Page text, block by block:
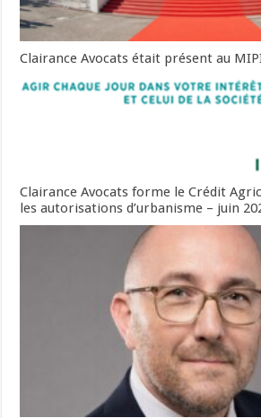
Clairance Avocats était présent au
Clairance Avocats forme le Crédit
les autorisations d’urbanisme – juin